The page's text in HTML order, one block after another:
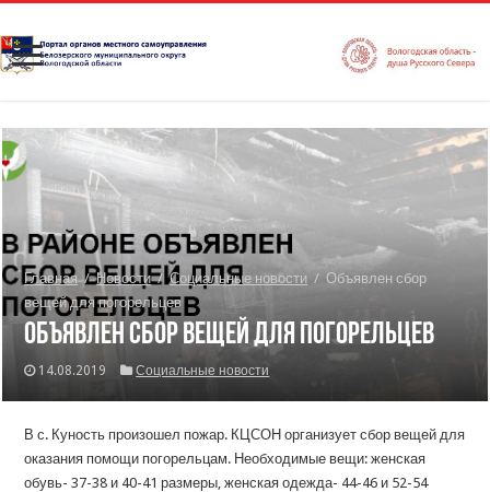
Главная / Новости / Социальные новости / Объявлен сбор
вещей для погорельцев
Объявлен сбор вещей для погорельцев
14.08.2019 Социальные новости
В с. Куность произошел пожар. КЦСОН организует сбор вещей для
оказания помощи погорельцам. Необходимые вещи: женская
обувь- 37-38 и 40-41 размеры, женская одежда- 44-46 и 52-54